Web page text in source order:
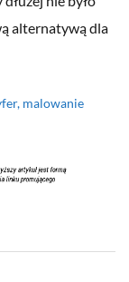
alternatywą dla
, malowanie